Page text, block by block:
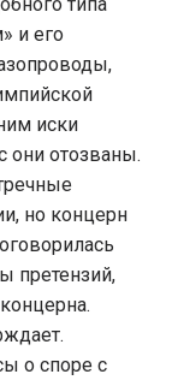
и его
иски
они отозваны.
но концерн
претензий,
о споре с